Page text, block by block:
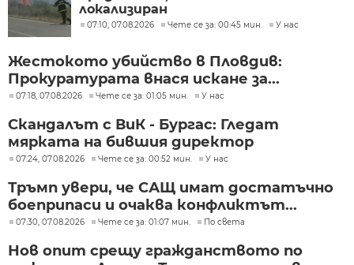
локализиран
07:10, 07.08.2026 Чете се за: 00:45 мин. У нас
Жестокото убийство в Пловдив:
Прокуратурата внася искане за...
07:18, 07.08.2026 Чете се за: 01:05 мин. У нас
Скандалът с ВиК - Бургас: Гледат
мярката на бившия директор
07:24, 07.08.2026 Чете се за: 00:52 мин. У нас
Тръмп увери, че САЩ имат достатъчно
боеприпаси и очаква конфликтът...
07:30, 07.08.2026 Чете се за: 01:07 мин. По света
Нов опит срещу гражданството по